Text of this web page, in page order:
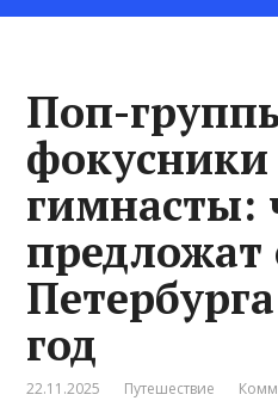
Поп-
гимнасты:
предложат
год
22.11.2025 Путешествие